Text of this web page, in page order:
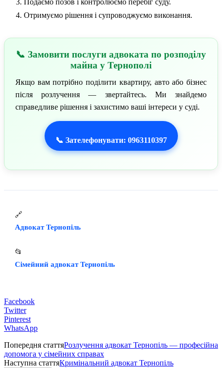
Подаємо позов і контролюємо перебіг суду.
Отримуємо рішення і супроводжуємо виконання.
📞 Замовити послуги адвоката по розподілу
майна у Тернополі
Якщо вам потрібно поділити квартиру, авто або бізнес
після розлучення — звертайтесь. Ми знайдемо
справедливе рішення і захистимо ваші інтереси у суді.
📞 Зателефонувати: 0963110397
🔗
Адвокат Тернопіль
📂
Сімейний адвокат Тернопіль
Facebook
Twitter
Pinterest
WhatsApp
Попередня статтяРозлучення адвокат Тернопіль — професійна
допомога у сімейних справах
Наступна статтяКримінальний адвокат Тернопіль